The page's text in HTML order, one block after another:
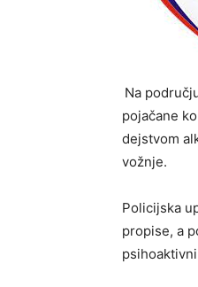
Na
pojačane
dejstvom
vožnje.
Policijska
propise, a